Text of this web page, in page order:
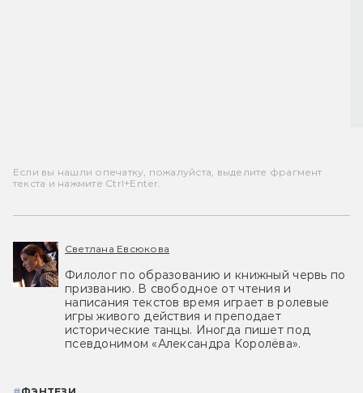
Если вы нашли опечатку, пожалуйста, выделите фрагмент
текста и нажмите Ctrl+Enter.
Светлана Евсюкова
Филолог по образованию и книжный червь по
призванию. В свободное от чтения и
написания текстов время играет в ролевые
игры живого действия и преподает
исторические танцы. Иногда пишет под
псевдонимом «Александра Королёва».